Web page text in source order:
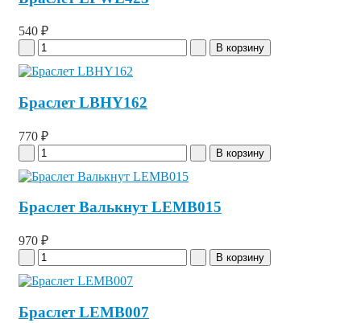
540 ₽
Браслет LBHY162
770 ₽
Браслет Валькнут LEMB015
970 ₽
Браслет LEMB007